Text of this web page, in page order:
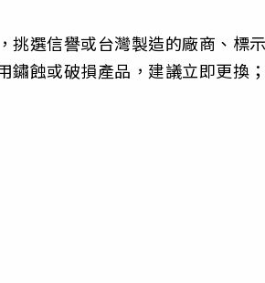
挑選信譽或台灣製造的廠商、標
鏽蝕或破損產品，建議立即更換